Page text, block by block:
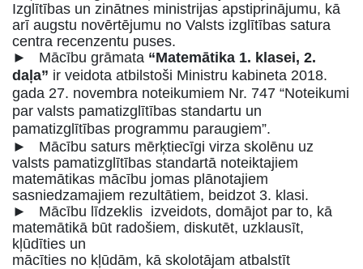
Izglītības un zinātnes ministrijas apstiprinājumu, kā
arī augstu novērtējumu no Valsts izglītības satura
centra recenzentu puses.
► Mācību grāmata “Matemātika 1. klasei, 2.
daļa” ir veidota atbilstoši Ministru kabineta 2018.
gada 27. novembra noteikumiem Nr. 747 “Noteikumi
par valsts pamatizglītības standartu un
pamatizglītības programmu paraugiem”.
► Mācību saturs mērķtiecīgi virza skolēnu uz
valsts pamatizglītības standartā noteiktajiem
matemātikas mācību jomas plānotajiem
sasniedzamajiem rezultātiem, beidzot 3. klasi.
► Mācību līdzeklis izveidots, domājot par to, kā
matemātikā būt radošiem, diskutēt, uzklausīt,
kļūdīties un
mācīties no kļūdām, kā skolotājam atbalstīt